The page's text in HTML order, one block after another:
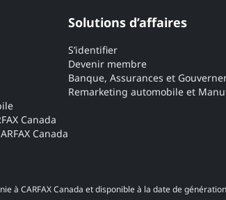
Canada
Canada
Solutions d’affaires
S’identifier
Devenir membre
Banque, Assurances et
Remarketing automobile et
à CARFAX Canada et disponible à la date de